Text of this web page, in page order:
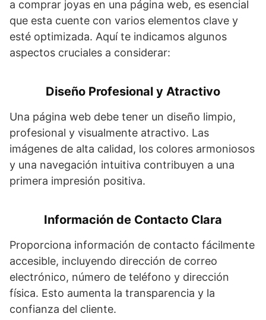
a comprar joyas en una página web, es esencial
que esta cuente con varios elementos clave y
esté optimizada. Aquí te indicamos algunos
aspectos cruciales a considerar:
Diseño Profesional y Atractivo
Una página web debe tener un diseño limpio,
profesional y visualmente atractivo. Las
imágenes de alta calidad, los colores armoniosos
y una navegación intuitiva contribuyen a una
primera impresión positiva.
Información de Contacto Clara
Proporciona información de contacto fácilmente
accesible, incluyendo dirección de correo
electrónico, número de teléfono y dirección
física. Esto aumenta la transparencia y la
confianza del cliente.